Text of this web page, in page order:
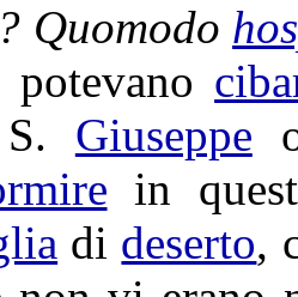
Quomodo
Giuseppe
in
di deserto,